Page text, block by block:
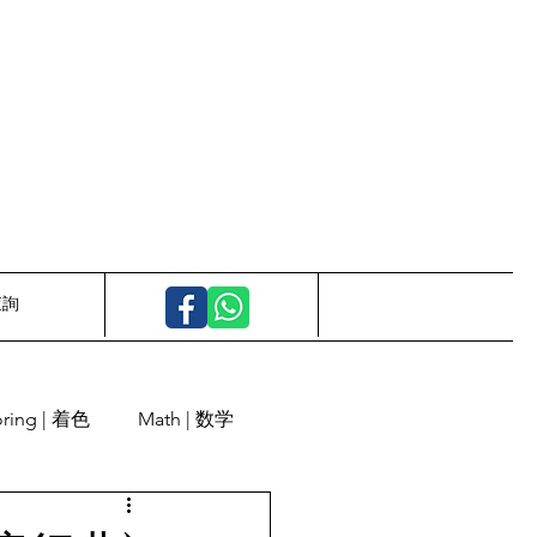
| 着色 Math | 数学
Calligraphy | 書道